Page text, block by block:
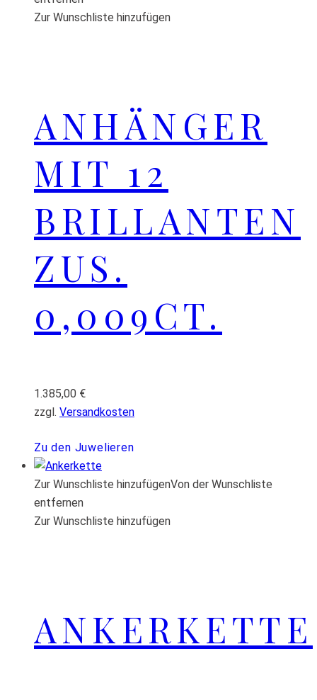
Zur Wunschliste hinzufügen
ANHÄNGER
MIT 12
BRILLANTEN
ZUS.
0,009CT.
1.385,00 €
zzgl. Versandkosten
Zu den Juwelieren
Zur Wunschliste hinzufügenVon der Wunschliste
entfernen
Zur Wunschliste hinzufügen
ANKERKETTE